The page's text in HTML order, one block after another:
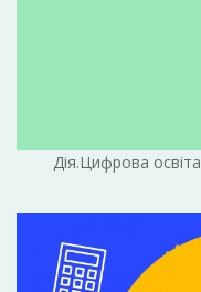
Дія.Цифрова освіта